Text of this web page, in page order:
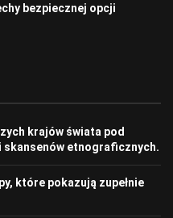
bezpiecznej opcji
krajów świata pod
skansenów etnograficznych.
które pokazują zupełnie